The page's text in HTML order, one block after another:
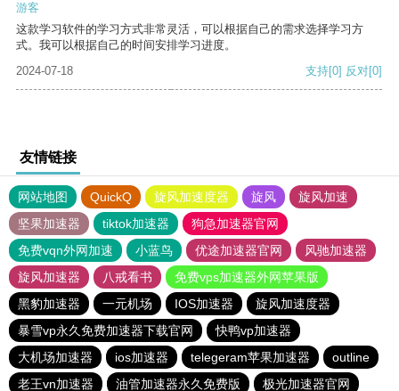
游客
这款学习软件的学习方式非常灵活，可以根据自己的需求选择学习方
式。我可以根据自己的时间安排学习进度。
2024-07-18
支持[0] 反对[0]
友情链接
网站地图 QuickQ 旋风加速度器 旋风
旋风加速
坚果加速器
tiktok加速器
狗急加速器官网
免费vqn外网加速
小蓝鸟 优途加速器官网
风驰加速器
旋风加速器
八戒看书
免费vps加速器外网苹果版
黑豹加速器
一元机场 IOS加速器
旋风加速度器
暴雪vp永久免费加速器下载官网
快鸭vp加速器
大机场加速器
ios加速器 telegeram苹果加速器
outline
老王vn加速器
油管加速器永久免费版 极光加速器官网